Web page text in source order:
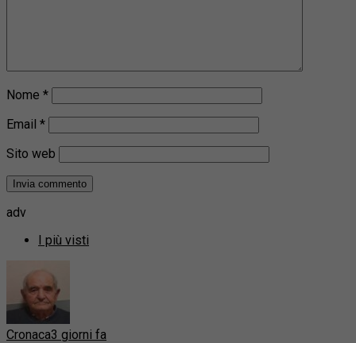
Nome *
Email *
Sito web
adv
I più visti
Cronaca3 giorni fa